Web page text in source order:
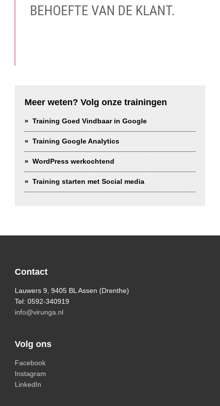
BEHOEFTE VAN DE KLANT.
Meer weten? Volg onze trainingen
Training Goed Vindbaar in Google
Training Google Analytics
WordPress werkochtend
Training starten met Social media
FooterContact
Lauwers 9, 9405 BL Assen (Drenthe)
Tel: 0592-340919
info@virunga.nl
Volg ons
Facebook
Instagram
LinkedIn